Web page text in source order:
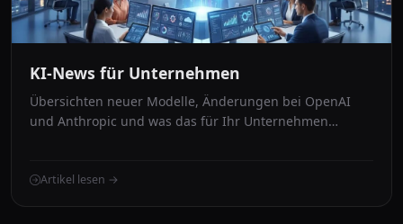
KI-News für Unternehmen
Übersichten neuer Modelle, Änderungen bei OpenAI
und Anthropic und was das für Ihr Unternehmen
Artikel lesen →